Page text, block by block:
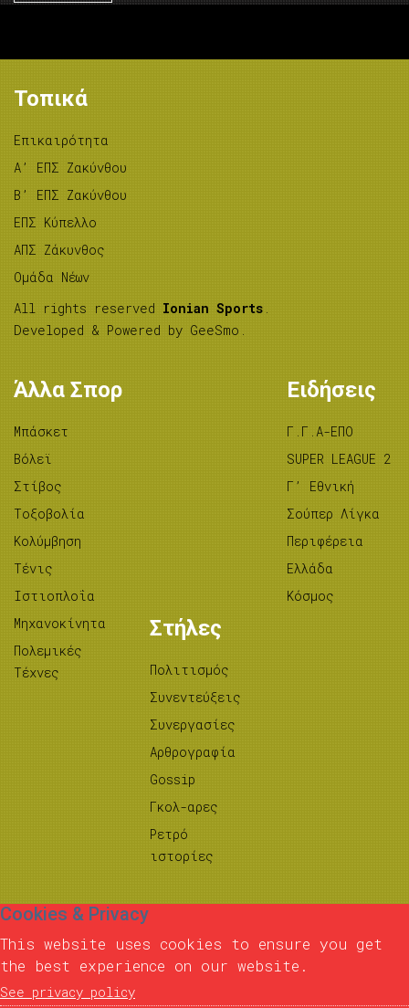
Τοπικά
Επικαιρότητα
A’ ΕΠΣ Ζακύνθου
B’ ΕΠΣ Ζακύνθου
ΕΠΣ Κύπελλο
ΑΠΣ Ζάκυνθος
Ομάδα Νέων
All rights reserved Ionian Sports .
Developed & Powered by GeeSmo .
Άλλα Σπορ
Μπάσκετ
Βόλεϊ
Στίβος
Tοξοβολία
Κολύμβηση
Τένις
Ιστιοπλοΐα
Μηχανοκίνητα
Πολεμικές
Τέχνες
Ειδήσεις
Γ.Γ.Α-ΕΠΟ
SUPER LEAGUE 2
Γ’ Εθνική
Σούπερ Λίγκα
Περιφέρεια
Ελλάδα
Κόσμος
Στήλες
Πολιτισμός
Συνεντεύξεις
Συνεργασίες
Αρθρογραφία
Gossip
Γκολ-αρες
Ρετρό
ιστορίες
Cookies & Privacy
This website uses cookies to ensure you get
the best experience on our website.
See privacy policy